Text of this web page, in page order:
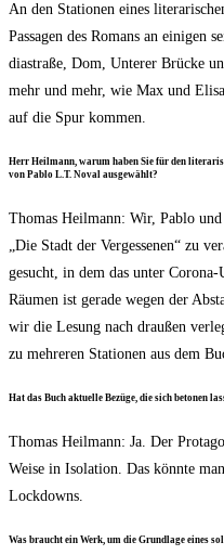
An den Sta­tio­nen eines
Pas­sa­gen des Romans an eini­gen
dia­stra­ße, Dom, Unte­rer Brü­cke
mehr und mehr, wie Max und
auf die Spur kommen.
Herr Heil­mann, war­um haben Sie für den
von Pablo L.T. Noval ausgewählt?
Tho­mas Heil­mann: Wir, Pablo
„Die Stadt der Ver­ges­se­nen“ zu
gesucht, in dem das unter
Räu­men ist gera­de wegen der
wir die Lesung nach drau­ßen
zu meh­re­ren Sta­tio­nen aus dem
Hat das Buch aktu­el­le Bezü­ge, die sich beto­nen
Tho­mas Heil­mann: Ja. Der
Wei­se in Iso­la­ti­on. Das könn­te
Lockdowns.
Was braucht ein Werk, um die Grund­la­ge eines